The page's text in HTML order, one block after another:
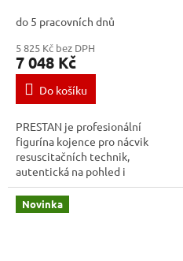
do 5 pracovních dnů
5 825 Kč bez DPH
7 048 Kč
Do košíku
PRESTAN je profesionální
figurína kojence pro nácvik
resuscitačních technik,
autentická na pohled i
pohmat. Prestan KPR monitor
počítá a průměruje počet
stlačení hrudníku v...
Novinka